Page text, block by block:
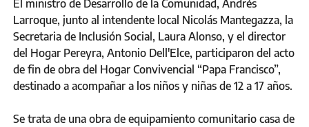
El ministro de Desarrollo de la Comunidad, Andrés
Larroque, junto al intendente local Nicolás Mantegazza, la
Secretaria de Inclusión Social, Laura Alonso, y el director
del Hogar Pereyra, Antonio Dell'Elce, participaron del acto
de fin de obra del Hogar Convivencial “Papa Francisco”,
destinado a acompañar a los niños y niñas de 12 a 17 años.
Se trata de una obra de equipamiento comunitario casa de